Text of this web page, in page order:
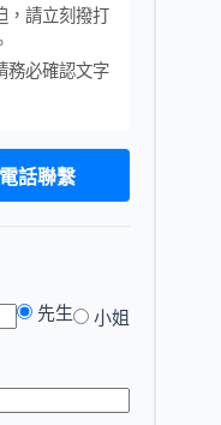
，請立刻撥打
務必確認文字
話聯繫
先生 小姐